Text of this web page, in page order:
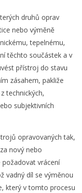
druhů oprav
nebo výměně
tepelnému,
těchto součástek a v
přístroj do stavu
zásahem, pakliže
technických,
subjektivních
opravovaných tak,
nový nebo
vrácení
vadný díl se výměnou
který v tomto procesu